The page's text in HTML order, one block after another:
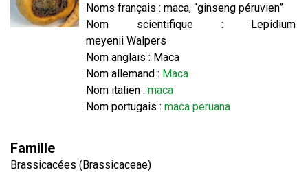
Noms français : maca, “ginseng péruvien”
Nom scientifique : Lepidium
meyenii Walpers
Nom anglais : Maca
Nom allemand : Maca
Nom italien :maca
Nom portugais :maca peruana
Famille
Brassicacées (Brassicaceae)